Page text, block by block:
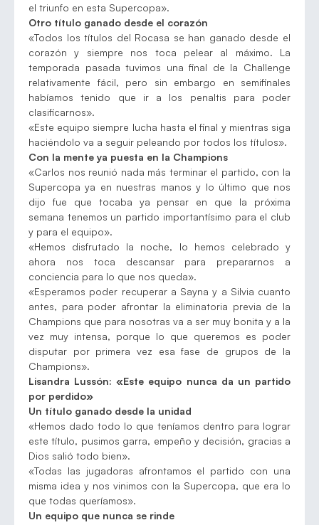
el triunfo en esta Supercopa».
Otro título ganado desde el corazón
«Todos los títulos del Rocasa se han ganado desde el
corazón y siempre nos toca pelear al máximo. La
temporada pasada tuvimos una final de la Challenge
relativamente fácil, pero sin embargo en semifinales
habíamos tenido que ir a los penaltis para poder
clasificarnos».
«Este equipo siempre lucha hasta el final y mientras siga
haciéndolo va a seguir peleando por todos los títulos».
Con la mente ya puesta en la Champions
«Carlos nos reunió nada más terminar el partido, con la
Supercopa ya en nuestras manos y lo último que nos
dijo fue que tocaba ya pensar en que la próxima
semana tenemos un partido importantísimo para el club
y para el equipo».
«Hemos disfrutado la noche, lo hemos celebrado y
ahora nos toca descansar para prepararnos a
conciencia para lo que nos queda».
«Esperamos poder recuperar a Sayna y a Silvia cuanto
antes, para poder afrontar la eliminatoria previa de la
Champions que para nosotras va a ser muy bonita y a la
vez muy intensa, porque lo que queremos es poder
disputar por primera vez esa fase de grupos de la
Champions».
Lisandra Lussón: «Este equipo nunca da un partido
por perdido»
Un título ganado desde la unidad
«Hemos dado todo lo que teníamos dentro para lograr
este título, pusimos garra, empeño y decisión, gracias a
Dios salió todo bien».
«Todas las jugadoras afrontamos el partido con una
misma idea y nos vinimos con la Supercopa, que era lo
que todas queríamos».
Un equipo que nunca se rinde